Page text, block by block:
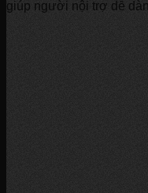
giúp người nội trợ dễ